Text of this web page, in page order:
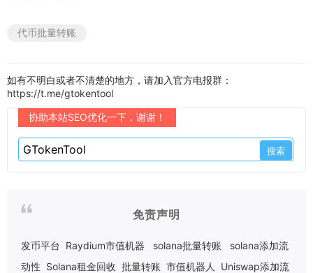
代币批量转账
如有不明白或者不清楚的地方，请加入官方电报群：
https://t.me/gtokentool
协助本站SEO优化一下，谢谢！
免责声明
发币平台 Raydium市值机器 solana批量转账
solana添加流
动性 Solana租金回收 批量转账 市值机器人
Uniswap添加流